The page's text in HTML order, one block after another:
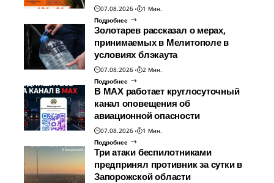
07.08.2026
1 Мин.
Подробнее
Золотарев рассказал о мерах,
принимаемых в Мелитополе в
условиях блэкаута
07.08.2026
2 Мин.
Подробнее
В МАХ работает круглосуточный
канал оповещения об
авиационной опасности
07.08.2026
1 Мин.
Подробнее
Три атаки беспилотниками
предпринял противник за сутки в
Запорожской области